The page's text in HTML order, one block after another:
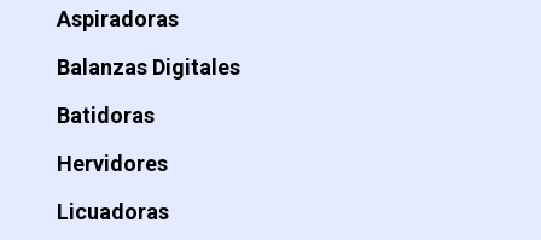
Aspiradoras
Balanzas Digitales
Batidoras
Hervidores
Licuadoras